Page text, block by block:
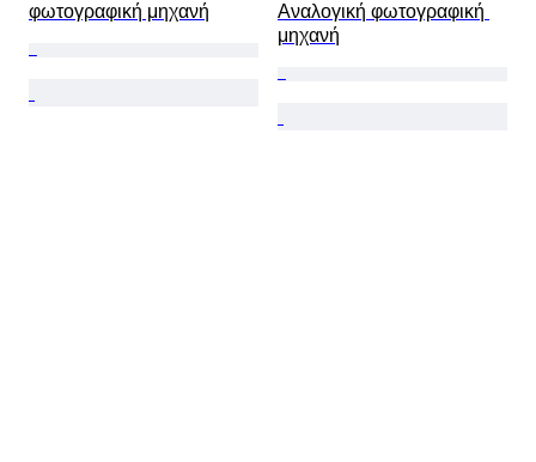
φωτογραφική μηχανή
Αναλογική φωτογραφική
μηχανή